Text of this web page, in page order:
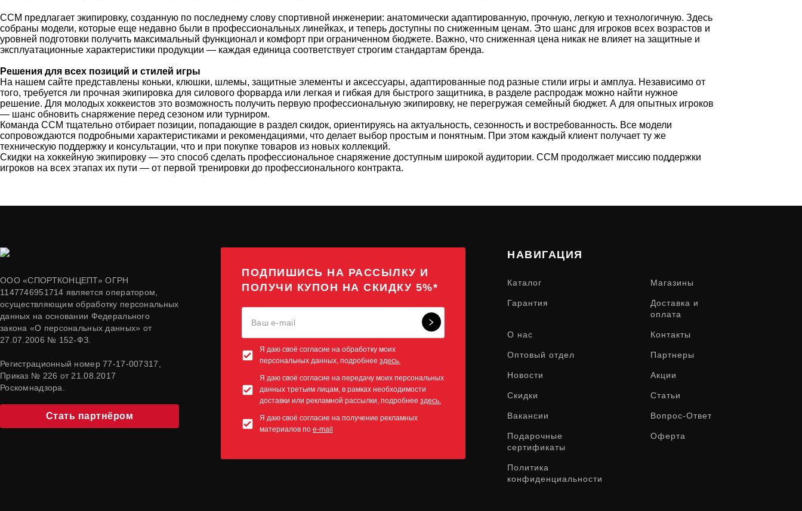
CCM предлагает экипировку, созданную по последнему слову спортивной инженерии: анатомически адаптированную, прочную, легкую и технологичную. Здесь
собраны модели, которые еще недавно были в профессиональных линейках, и теперь доступны по сниженным ценам. Это шанс для игроков всех возрастов и
уровней подготовки получить максимальный функционал и комфорт при ограниченном бюджете. Важно, что сниженная цена никак не влияет на защитные и
эксплуатационные характеристики продукции — каждая единица соответствует строгим стандартам бренда.
Решения для всех позиций и стилей игры
На нашем сайте представлены коньки, клюшки, шлемы, защитные элементы и аксессуары, адаптированные под разные стили игры и амплуа. Независимо от
того, требуется ли прочная экипировка для силового форварда или легкая и гибкая для быстрого защитника, в разделе распродаж можно найти нужное
решение. Для молодых хоккеистов это возможность получить первую профессиональную экипировку, не перегружая семейный бюджет. А для опытных игроков
— шанс обновить снаряжение перед сезоном или турниром.
Команда CCM тщательно отбирает позиции, попадающие в раздел скидок, ориентируясь на актуальность, сезонность и востребованность. Все модели
сопровождаются подробными характеристиками и рекомендациями, что делает выбор простым и понятным. При этом каждый клиент получает ту же
техническую поддержку и консультации, что и при покупке товаров из новых коллекций.
Скидки на хоккейную экипировку — это способ сделать профессиональное снаряжение доступным широкой аудитории. CCM продолжает миссию поддержки
игроков на всех этапах их пути — от первой тренировки до профессионального контракта.
ООО «СПОРТКОНЦЕПТ» ОГРН
1147746951714 является оператором,
осуществляющим обработку персональных
данных на основании Федерального
закона «О персональных данных» от
27.07.2006 № 152-ФЗ.
Регистрационный номер 77-17-007317,
Приказ № 226 от 21.08.2017
Роскомнадзора.
Стать партнёром
ПОДПИШИСЬ НА РАССЫЛКУ И
ПОЛУЧИ КУПОН НА СКИДКУ 5%*
Я даю своё согласие на обработку моих
персональных данных, подробнее здесь.
Я даю своё согласие на передачу моих персональных
данных третьим лицам, в рамках необходимости
доставки или рекламной рассылки, подробнее здесь.
Я даю своё согласие на получение рекламных
материалов по e-mail
НАВИГАЦИЯ
Каталог Магазины
Гарантия
Доставка и
оплата
О нас Контакты
Оптовый отдел Партнеры
Новости Акции
Скидки Статьи
Вакансии Вопрос-Ответ
Подарочные
сертификаты
Оферта
Политика
конфиденциальности